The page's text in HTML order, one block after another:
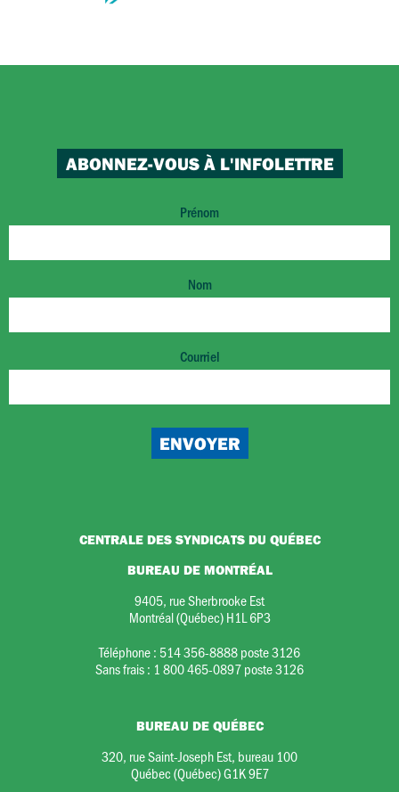
ABONNEZ-VOUS À L'INFOLETTRE
Prénom
Nom
Courriel
CENTRALE DES SYNDICATS DU QUÉBEC
BUREAU DE MONTRÉAL
9405, rue Sherbrooke Est
Montréal (Québec) H1L 6P3
Téléphone : 514 356-8888 poste 3126
Sans frais : 1 800 465-0897 poste 3126
BUREAU DE QUÉBEC
320, rue Saint-Joseph Est, bureau 100
Québec (Québec) G1K 9E7